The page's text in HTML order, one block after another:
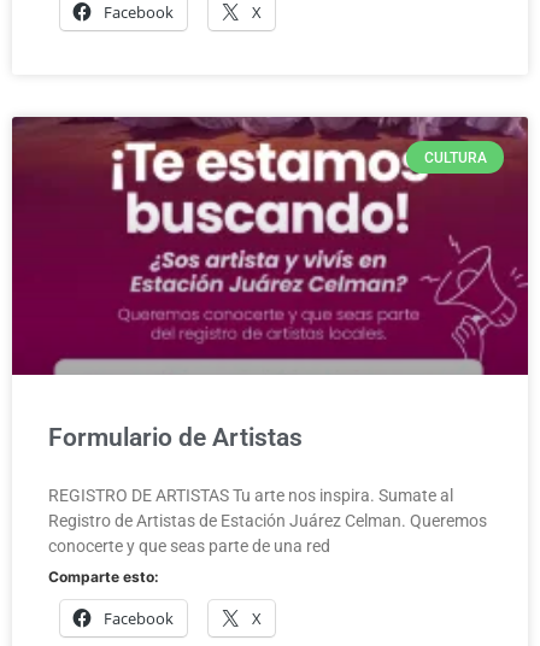
Facebook X
CULTURA
Formulario de Artistas
REGISTRO DE ARTISTAS Tu arte nos inspira. Sumate al
Registro de Artistas de Estación Juárez Celman. Queremos
conocerte y que seas parte de una red
Comparte esto:
Facebook X